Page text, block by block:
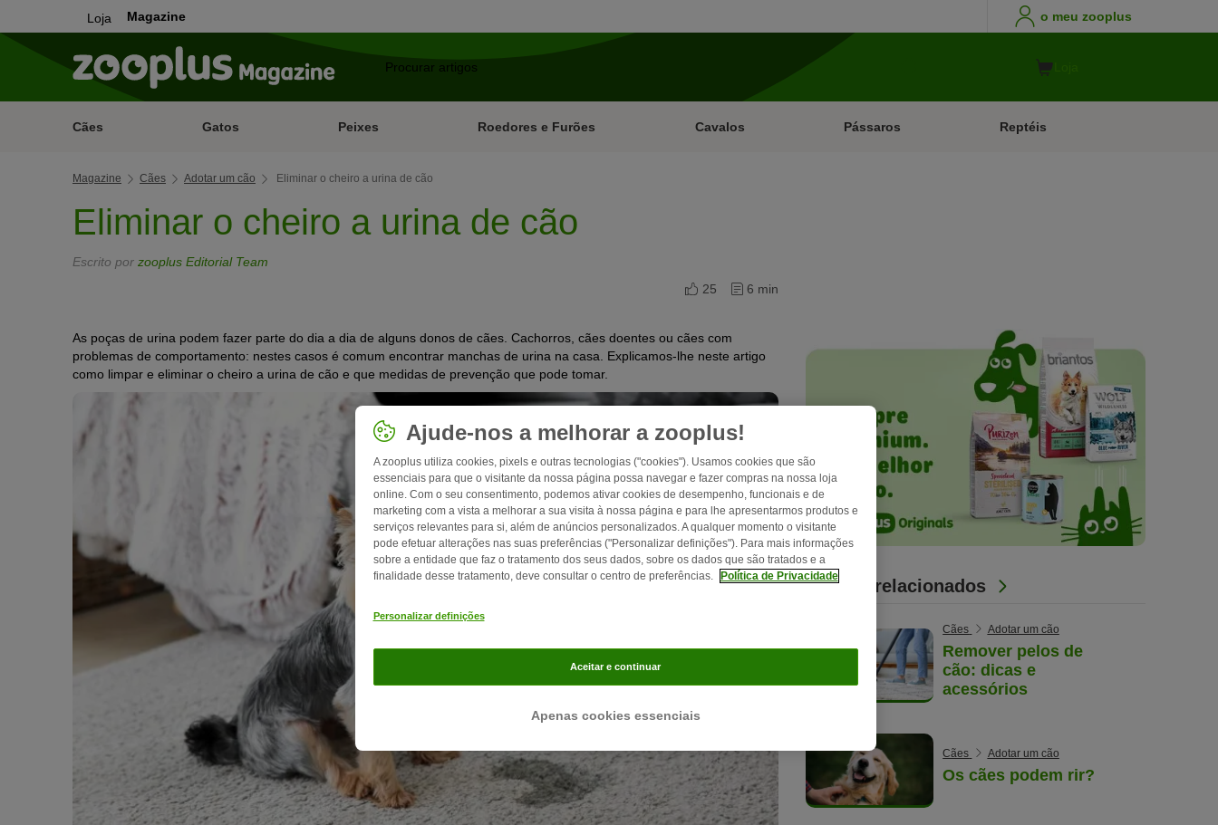
Loja Magazine o meu zooplus
Cães Gatos Peixes Roedores e Furões Cavalos Pássaros Reptéis
Magazine Cães Adotar um cão Eliminar o cheiro a urina de cão
Eliminar o cheiro a urina de cão
Escrito por zooplus Editorial Team
25
6 min
As poças de urina podem fazer parte do dia a dia de alguns donos de cães. Cachorros, cães doentes ou cães com
problemas de comportamento: nestes casos é comum encontrar manchas de urina na casa. Explicamos-lhe neste artigo
como limpar e eliminar o cheiro a urina de cão e que medidas de prevenção que pode tomar.
Artigos relacionados
Cães Adotar um cão
Remover pelos de
cão: dicas e
acessórios
Cães Adotar um cão
Os cães podem rir?
Ajude-nos a melhorar a zooplus!
A zooplus utiliza cookies, pixels e outras tecnologias ("cookies"). Usamos cookies que são
essenciais para que o visitante da nossa página possa navegar e fazer compras na nossa loja
online. Com o seu consentimento, podemos ativar cookies de desempenho, funcionais e de
marketing com a vista a melhorar a sua visita à nossa página e para lhe apresentarmos produtos e
serviços relevantes para si, além de anúncios personalizados. A qualquer momento o visitante
pode efetuar alterações nas suas preferências ("Personalizar definições"). Para mais informações
sobre a entidade que faz o tratamento dos seus dados, sobre os dados que são tratados e a
finalidade desse tratamento, deve consultar o centro de preferências.
Política de Privacidade
Personalizar definições
Apenas cookies essenciais
Aceitar e continuar